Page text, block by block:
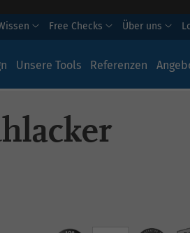
Free Checks Über uns
Unsere Tools Referenzen